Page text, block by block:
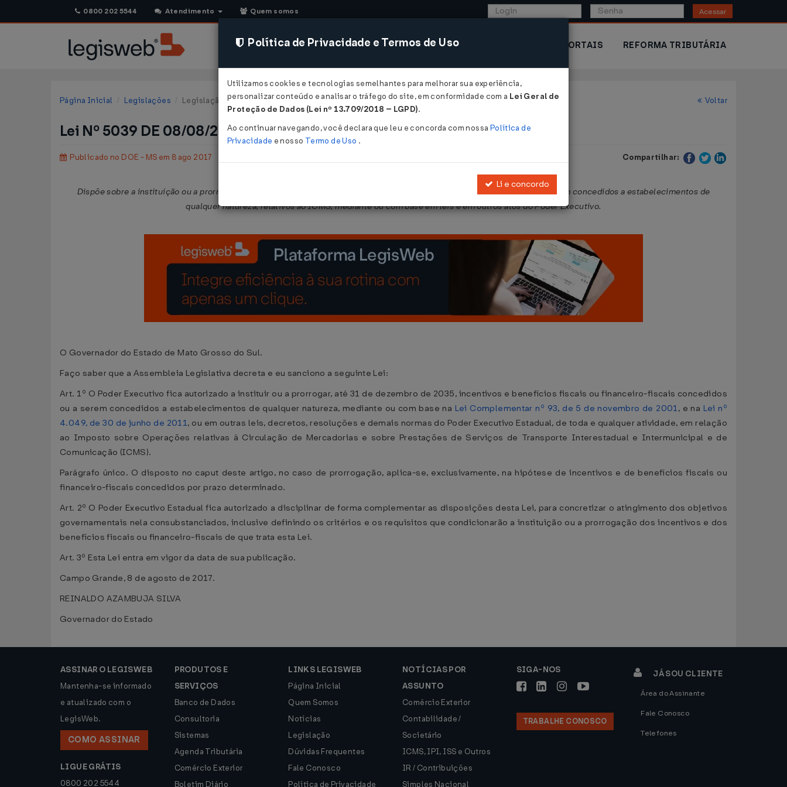
0800 202 5544 Atendimento Quem somos Acessar
CONSULTORIA SISTEMAS COMÉRCIO EXTERIOR PORTAIS REFORMA TRIBUTÁRIA
Página Inicial Legislações Legislação Estadual - Mato Grosso do Sul Voltar
Lei Nº 5039 DE 08/08/2017
Publicado no DOE - MS em 8 ago 2017 Compartilhar:
Dispõe sobre a instituição ou a prorrogação de incentivos e de benefícios fiscais ou financeiro-fiscais concedidos ou a serem concedidos a estabelecimentos de
qualquer natureza, relativos ao ICMS, mediante ou com base em leis e em outros atos do Poder Executivo.
O Governador do Estado de Mato Grosso do Sul.
Faço saber que a Assembleia Legislativa decreta e eu sanciono a seguinte Lei:
Art. 1º O Poder Executivo fica autorizado a instituir ou a prorrogar, até 31 de dezembro de 2035, incentivos e benefícios fiscais ou financeiro-fiscais concedidos
ou a serem concedidos a estabelecimentos de qualquer natureza, mediante ou com base na Lei Complementar nº 93, de 5 de novembro de 2001, e na Lei nº
4.049, de 30 de junho de 2011, ou em outras leis, decretos, resoluções e demais normas do Poder Executivo Estadual, de toda e qualquer atividade, em relação
ao Imposto sobre Operações relativas à Circulação de Mercadorias e sobre Prestações de Serviços de Transporte Interestadual e Intermunicipal e de
Comunicação (ICMS).
Parágrafo único. O disposto no caput deste artigo, no caso de prorrogação, aplica-se, exclusivamente, na hipótese de incentivos e de benefícios fiscais ou
financeiro-fiscais concedidos por prazo determinado.
Art. 2º O Poder Executivo Estadual fica autorizado a disciplinar de forma complementar as disposições desta Lei, para concretizar o atingimento dos objetivos
governamentais nela consubstanciados, inclusive definindo os critérios e os requisitos que condicionarão a instituição ou a prorrogação dos incentivos e dos
benefícios fiscais ou financeiro-fiscais de que trata esta Lei.
Art. 3º Esta Lei entra em vigor da data de sua publicação.
Campo Grande, 8 de agosto de 2017.
REINALDO AZAMBUJA SILVA
Governador do Estado
ASSINAR O LEGISWEB
Mantenha-se informado
e atualizado com o
LegisWeb.
COMO ASSINAR
LIGUE GRÁTIS
0800 202 5544
PRODUTOS E
SERVIÇOS
Banco de Dados
Consultoria
Sistemas
Agenda Tributária
Comércio Exterior
Boletim Diário
LINKS LEGISWEB
Página Inicial
Quem Somos
Notícias
Legislação
Dúvidas Frequentes
Fale Conosco
Política de Privacidade
NOTÍCIAS POR
ASSUNTO
Comércio Exterior
Contabilidade /
Societário
ICMS, IPI, ISS e Outros
IR / Contribuições
Simples Nacional
SIGA-NOS
TRABALHE CONOSCO
JÁ SOU CLIENTE
Área do Assinante
Fale Conosco
Telefones
Política de Privacidade e Termos de Uso
Utilizamos cookies e tecnologias semelhantes para melhorar sua experiência,
personalizar conteúdo e analisar o tráfego do site, em conformidade com a Lei Geral de
Proteção de Dados (Lei nº 13.709/2018 – LGPD).
Ao continuar navegando, você declara que leu e concorda com nossa Política de
Privacidade e nosso Termo de Uso .
Li e concordo